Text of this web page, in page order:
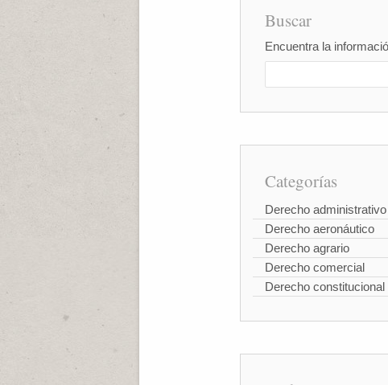
Buscar
Encuentra la
Categorías
Derecho administrativo
Derecho aeronáutico
Derecho agrario
Derecho comercial
Derecho constitucional